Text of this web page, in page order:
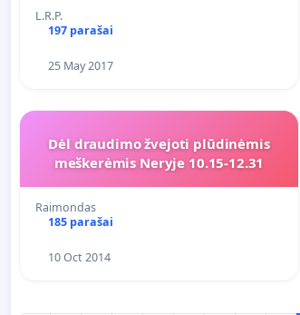
L.R.P.
197 parašai
25 May 2017
Dėl draudimo žvejoti plūdinėmis
meškerėmis Neryje 10.15-12.31
Raimondas
185 parašai
10 Oct 2014